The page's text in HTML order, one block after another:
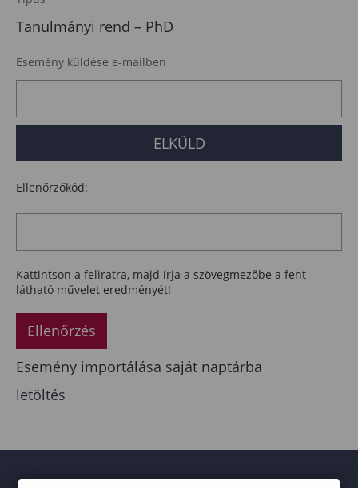
Tanulmányi rend – PhD
Esemény küldése e-mailben
Ellenőrzőkód:
Kattintson a feliratra, majd írja a szövegmezőbe a fent
látható művelet eredményét!
Ellenőrzés
Esemény importálása saját naptárba
letöltés